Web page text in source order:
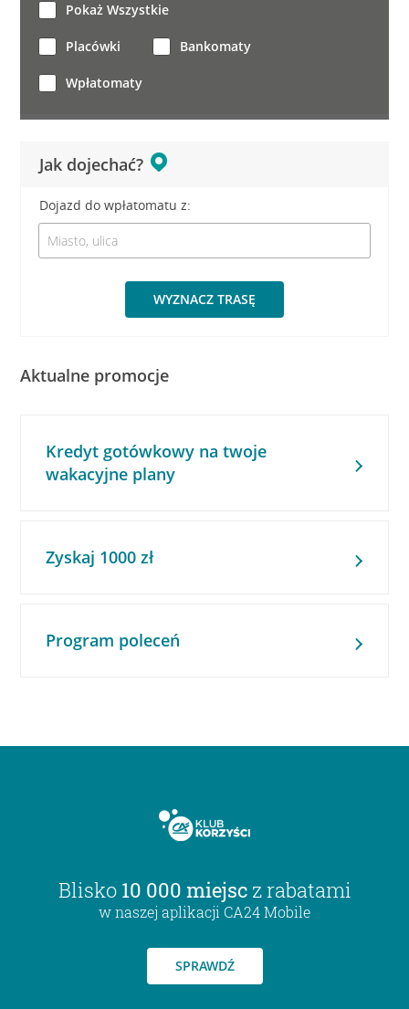
Jak dojechać?
Dojazd do wpłatomatu z:
WYZNACZ TRASĘ
Pokaż Wszystkie
Placówki Bankomaty
Wpłatomaty
Aktualne promocje
Kredyt gotówkowy na twoje
wakacyjne plany
Zyskaj 1000 zł
Program poleceń
Blisko 10 000 miejsc z rabatami
w naszej aplikacji CA24 Mobile
SPRAWDŹ